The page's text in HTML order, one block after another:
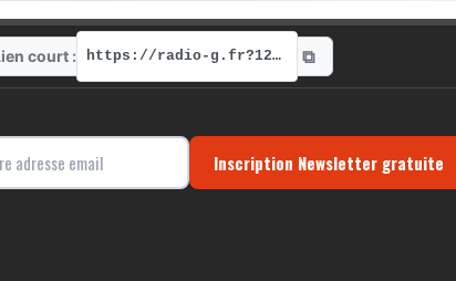
court : https://radio-g.fr?12574 ⧉
Inscription Newsletter gratuite